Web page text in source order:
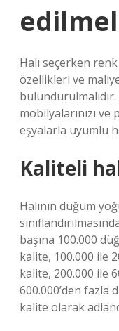
Halı seçerken
özellikleri ve
mobilyalarınızı
eşyalarla uyumlu
Kaliteli
Halının düğüm
başına 100.000
kalite, 100.000 ile
kalite, 200.000 ile
600.000’den fazla
kalite olarak